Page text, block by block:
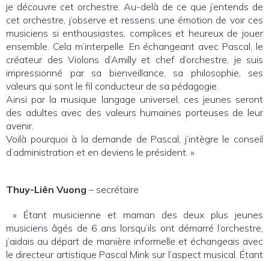
je découvre cet orchestre. Au-delà de ce que j’entends de
cet orchestre, j’observe et ressens une émotion de voir ces
musiciens si enthousiastes, complices et heureux de jouer
ensemble. Cela m’interpelle. En échangeant avec Pascal, le
créateur des Violons d’Amilly et chef d’orchestre, je suis
impressionné par sa bienveillance, sa philosophie, ses
valeurs qui sont le fil conducteur de sa pédagogie.
Ainsi par la musique langage universel, ces jeunes seront
des adultes avec des valeurs humaines porteuses de leur
avenir.
Voilà pourquoi à la demande de Pascal, j’intègre le conseil
d’administration et en deviens le président. »
Thuy-Liên Vuong – secrétaire
» Étant musicienne et maman des deux plus jeunes
musiciens âgés de 6 ans lorsqu’ils ont démarré l’orchestre,
j’aidais au départ de manière informelle et échangeais avec
le directeur artistique Pascal Mink sur l’aspect musical. Étant